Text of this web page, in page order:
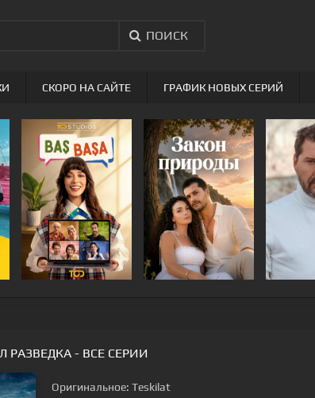
РАЗВЕДКА - ВСЕ СЕРИИ
Оригинальное: Teskilat
ПОИСК
СКОРО НА САЙТЕ ГРАФИК НОВЫХ СЕРИЙ